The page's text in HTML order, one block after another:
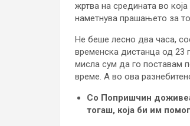
жртва на средината во
наметнува прашањето за
Не беше лесно два часа,
временска дистанца од 23
мисла сум да го поставам
време. А во ова
Со Попришчин
тогаш, која би им